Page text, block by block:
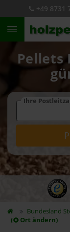
+49 8731
Pellets
Ihre
Bundesland
(
Ort ändern)